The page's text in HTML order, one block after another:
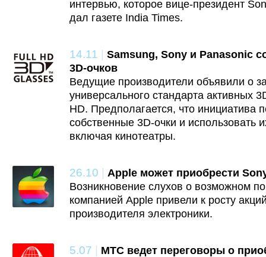
интервью, которое вице-президент
дал газете India Times.
14.11 | Samsung, Sony и Panasonic
3D-очков
Ведущие производители объявили о
универсального стандарта активных
HD. Предполагается, что инициатива
собственные 3D-очки и использовать
включая кинотеатры.
26.10 | Apple может приобрести
Возникновение слухов о возможном
компанией Apple привели к росту
производителя электроники.
5.07 | МТС ведет переговоры о